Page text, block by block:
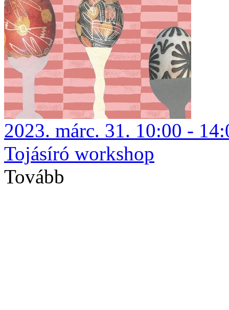
2023. márc. 31. 10:00 -
Tojásíró workshop
Tovább